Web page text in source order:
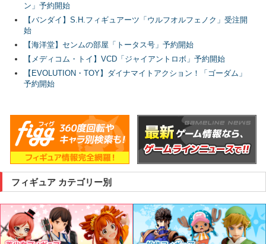
ン」予約開始
【バンダイ】S.H.フィギュアーツ「ウルフオルフェノク」受注開
始
【海洋堂】センムの部屋「トータス号」予約開始
【メディコム・トイ】VCD「ジャイアントロボ」予約開始
【EVOLUTION・TOY】ダイナマイトアクション！「ゴーダム」
予約開始
フィギュア カテゴリー別